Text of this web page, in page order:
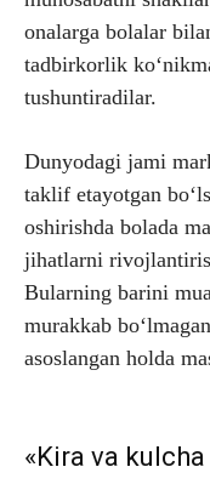
onalarga bolalar
tadbirkorlik
tushuntiradilar.
Dunyodagi jami
taklif etayotgan
oshirishda bolada
jihatlarni
Bularning barini
murakkab
asoslangan holda
«Kira va